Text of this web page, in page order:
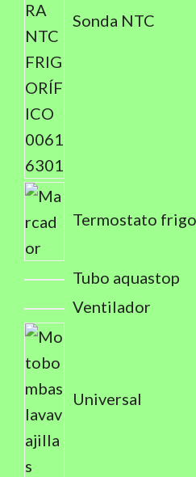
Sonda NTC
Termostato
Tubo aquastop
Ventilador
Universal